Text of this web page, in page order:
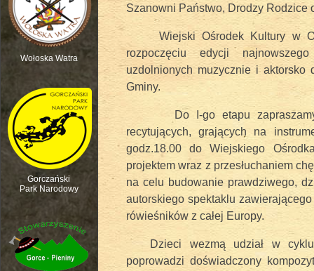
Wołoska Watra
Gorczański
Park Narodowy
Polana Kurnytowa - Forendówki 2018
Szanowni Państwo, Drodzy Rodzice
Wiejski Ośrodek Kultury w
rozpoczęciu edycji
uzdolnionych muzycznie i aktorsko
Gminy.
Do I-go etapu zapraszamy
recytujących, grających na
godz.18.00 do Wiejskiego
projektem wraz z przesłuchaniem
na celu budowanie prawdziwego,
autorskiego spektaklu
rówieśników z całej Europy.
Dzieci wezmą udział w cyklu
poprowadzi doświadczony